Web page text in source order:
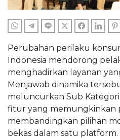
WHATSAPPTELEGRAM
LINE TWITTERFACEBOOK
Perubahan perilaku
Indonesia mendorong
menghadirkan layanan
Menjawab dinamika
meluncurkan Sub
fitur yang memungkinkan
membandingkan pilihan
bekas dalam satu platform.